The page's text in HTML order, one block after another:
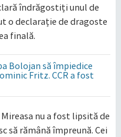
îndrăgostiți unul de
o declarație de dragoste
finală.
Bolojan să împiedice
Fritz. CCR a fost
nu a fost lipsită de
să rămână împreună. Cei